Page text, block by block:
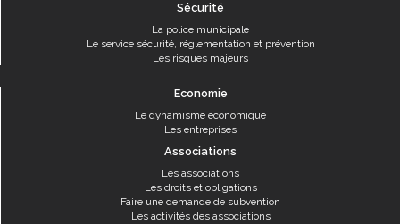
Sécurité
La police municipale
Le service sécurité, réglementation et prévention
Les risques majeurs
Economie
Le dynamisme économique
Les entreprises
Associations
Les associations
Les droits et obligations
Faire une demande de subvention
Les activités des associations